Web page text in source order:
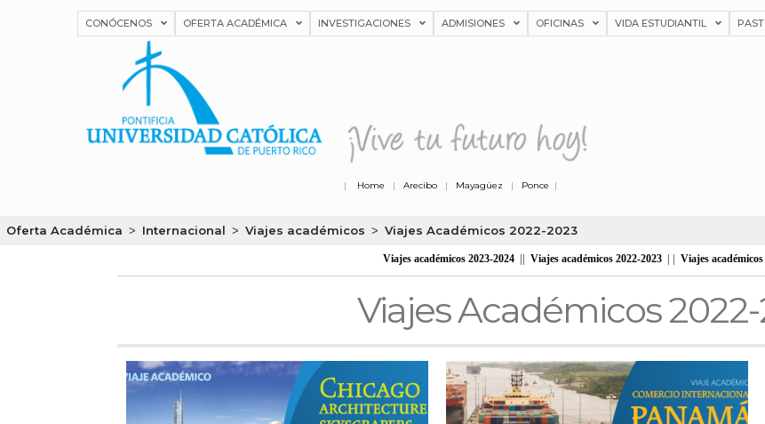
CONÓCENOS OFERTA ACADÉMICA INVESTIGACIONES ADMISIONES OFICINAS VIDA ESTUDIANTIL
| Home |Arecibo | Mayagüez | Ponce |
Oferta Académica > Internacional > Viajes académicos > Viajes Académicos 2022-2023
Viajes académicos 2023-2024|| Viajes académicos 2022-2023| | Viajes académicos
Viajes Académicos